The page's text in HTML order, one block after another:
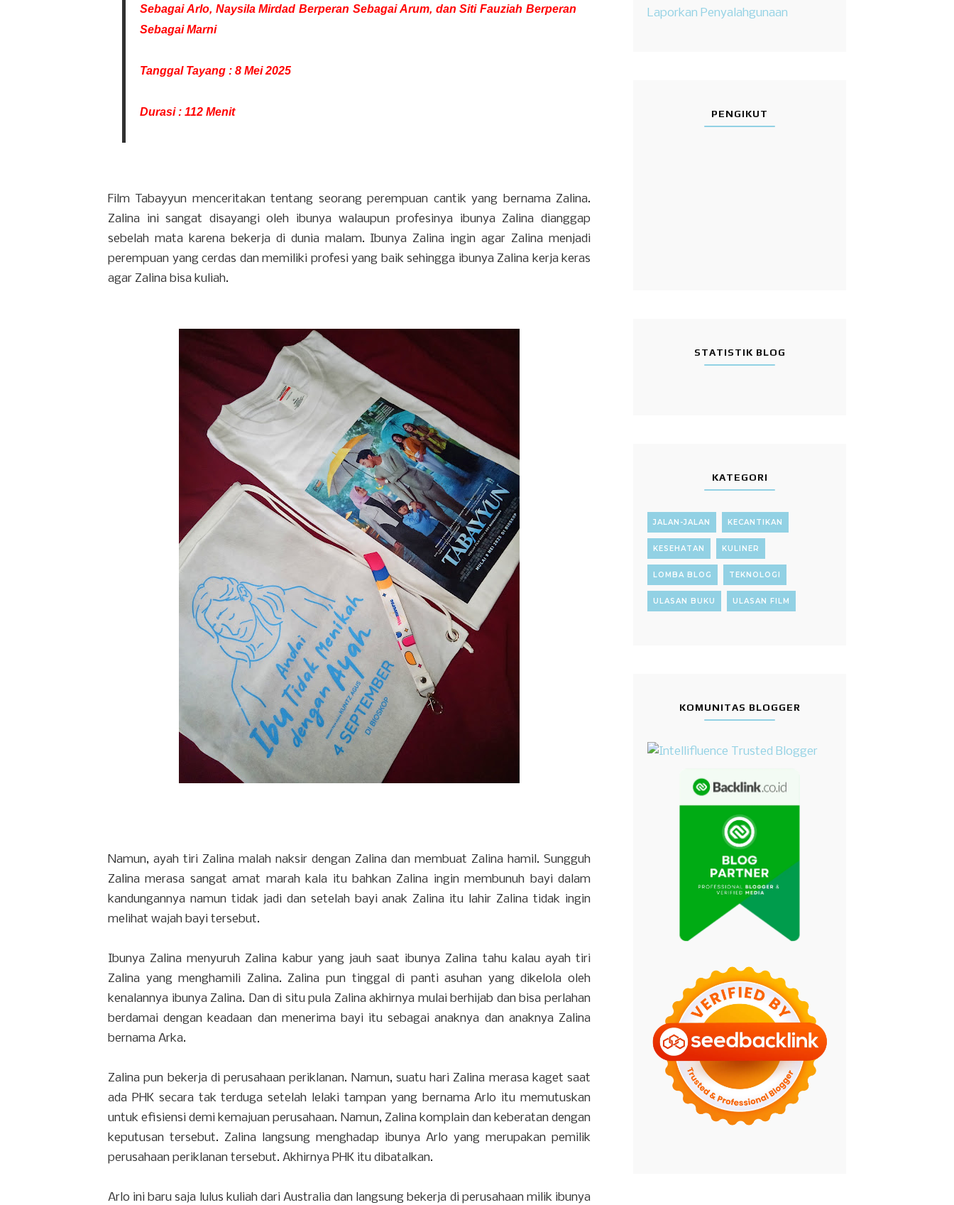
Sebagai Arlo, Naysila Mirdad Berperan Sebagai Arum, dan Siti Fauziah Berperan
Sebagai Marni
Tanggal Tayang : 8 Mei 2025
Durasi : 112 Menit
Film Tabayyun menceritakan tentang seorang perempuan cantik yang bernama Zalina.
Zalina ini sangat disayangi oleh ibunya walaupun profesinya ibunya Zalina dianggap
sebelah mata karena bekerja di dunia malam. Ibunya Zalina ingin agar Zalina menjadi
perempuan yang cerdas dan memiliki profesi yang baik sehingga ibunya Zalina kerja keras
agar Zalina bisa kuliah.
Namun, ayah tiri Zalina malah naksir dengan Zalina dan membuat Zalina hamil. Sungguh
Zalina merasa sangat amat marah kala itu bahkan Zalina ingin membunuh bayi dalam
kandungannya namun tidak jadi dan setelah bayi anak Zalina itu lahir Zalina tidak ingin
melihat wajah bayi tersebut.
Ibunya Zalina menyuruh Zalina kabur yang jauh saat ibunya Zalina tahu kalau ayah tiri
Zalina yang menghamili Zalina. Zalina pun tinggal di panti asuhan yang dikelola oleh
kenalannya ibunya Zalina. Dan di situ pula Zalina akhirnya mulai berhijab dan bisa perlahan
berdamai dengan keadaan dan menerima bayi itu sebagai anaknya dan anaknya Zalina
bernama Arka.
Zalina pun bekerja di perusahaan periklanan. Namun, suatu hari Zalina merasa kaget saat
ada PHK secara tak terduga setelah lelaki tampan yang bernama Arlo itu memutuskan
untuk efisiensi demi kemajuan perusahaan. Namun, Zalina komplain dan keberatan dengan
keputusan tersebut. Zalina langsung menghadap ibunya Arlo yang merupakan pemilik
perusahaan periklanan tersebut. Akhirnya PHK itu dibatalkan.
Arlo ini baru saja lulus kuliah dari Australia dan langsung bekerja di perusahaan milik ibunya
Laporkan Penyalahgunaan
PENGIKUT
STATISTIK BLOG
KATEGORI
JALAN-JALAN KECANTIKAN
KESEHATAN KULINER
LOMBA BLOG TEKNOLOGI
ULASAN BUKU ULASAN FILM
KOMUNITAS BLOGGER